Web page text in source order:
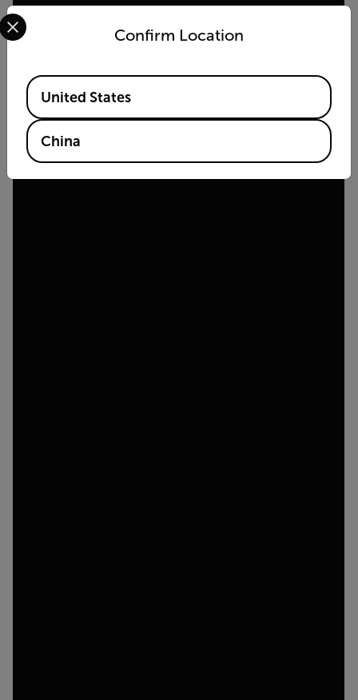
Confirm Location
Select your preferred country and language from the
Available Locations
United States
China